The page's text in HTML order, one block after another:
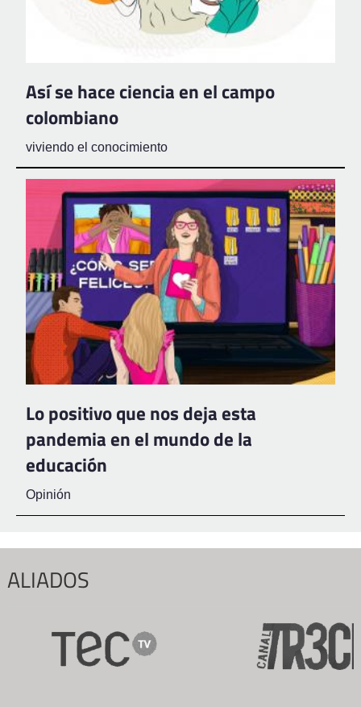
Así se hace ciencia en el campo
colombiano
viviendo el conocimiento
Lo positivo que nos deja esta
pandemia en el mundo de la
educación
Opinión
ALIADOS